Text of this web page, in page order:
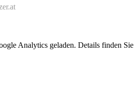
Analytics geladen. Details finden Sie